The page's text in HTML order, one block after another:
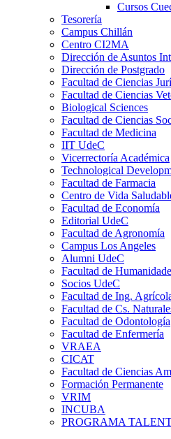
Cursos
Tesorería
Campus Chillán
Centro CI2MA
Dirección de Asuntos
Dirección de Postgrado
Facultad de Ciencias
Facultad de Ciencias
Biological Sciences
Facultad de Ciencias
Facultad de Medicina
IIT UdeC
Vicerrectoría Académica
Technological
Facultad de Farmacia
Centro de Vida
Facultad de Economía
Editorial UdeC
Facultad de Agronomía
Campus Los Angeles
Alumni UdeC
Facultad de
Socios UdeC
Facultad de Ing.
Facultad de Cs.
Facultad de Odontología
Facultad de Enfermería
VRAEA
CICAT
Facultad de Ciencias
Formación Permanente
VRIM
INCUBA
PROGRAMA